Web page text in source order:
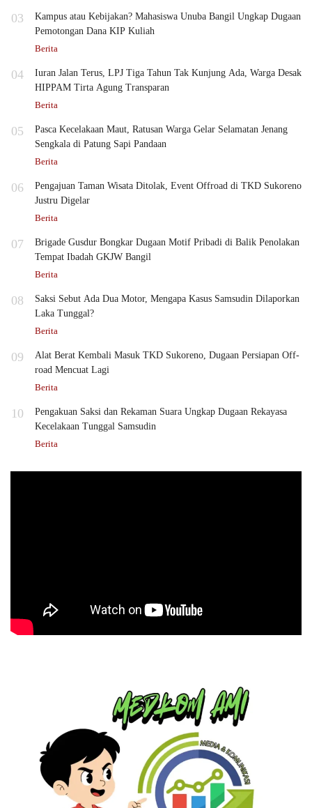
03
Kampus atau Kebijakan? Mahasiswa Unuba Bangil Ungkap Dugaan
Pemotongan Dana KIP Kuliah
Berita
04
Iuran Jalan Terus, LPJ Tiga Tahun Tak Kunjung Ada, Warga Desak
HIPPAM Tirta Agung Transparan
Berita
05
Pasca Kecelakaan Maut, Ratusan Warga Gelar Selamatan Jenang
Sengkala di Patung Sapi Pandaan
Berita
06
Pengajuan Taman Wisata Ditolak, Event Offroad di TKD Sukoreno
Justru Digelar
Berita
07
Brigade Gusdur Bongkar Dugaan Motif Pribadi di Balik Penolakan
Tempat Ibadah GKJW Bangil
Berita
08
Saksi Sebut Ada Dua Motor, Mengapa Kasus Samsudin Dilaporkan
Laka Tunggal?
Berita
09
Alat Berat Kembali Masuk TKD Sukoreno, Dugaan Persiapan Off-
road Mencuat Lagi
Berita
10
Pengakuan Saksi dan Rekaman Suara Ungkap Dugaan Rekayasa
Kecelakaan Tunggal Samsudin
Berita